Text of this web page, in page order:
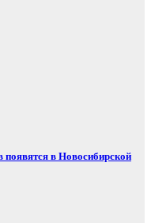
появятся в Новосибирской